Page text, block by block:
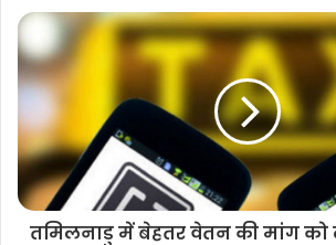
o
k
p
r
n
k
तमिलनाडु में बेहतर वेतन की मांग को